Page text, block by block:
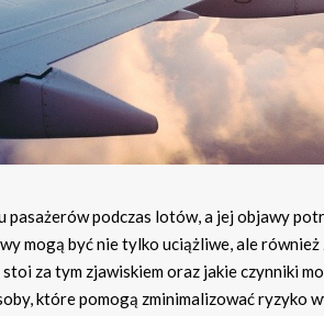
podczas lotów, a jej objawy
mogą być nie tylko uciążliwe, ale również
za tym zjawiskiem oraz jakie czynniki
które pomogą zminimalizować ryzyko